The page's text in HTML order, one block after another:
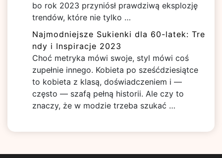
bo rok 2023 przyniósł prawdziwą eksplozję
trendów, które nie tylko …
Najmodniejsze Sukienki dla 60-latek: Tre
ndy i Inspiracje 2023
Choć metryka mówi swoje, styl mówi coś
zupełnie innego. Kobieta po sześćdziesiątce
to kobieta z klasą, doświadczeniem i —
często — szafą pełną historii. Ale czy to
znaczy, że w modzie trzeba szukać …